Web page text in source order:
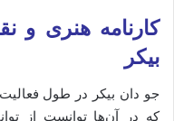
کارنامههنری و
بیکر
جو دان بیکر در طول فعالیت
که در آن‌هاتوانست از